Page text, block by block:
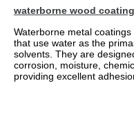
waterborne wood
Waterborne metal
that use water as the
solvents. They are
corrosion, moisture,
providing excellent